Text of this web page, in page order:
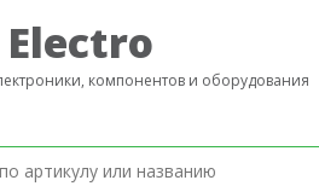
Electro
компонентов и оборудования